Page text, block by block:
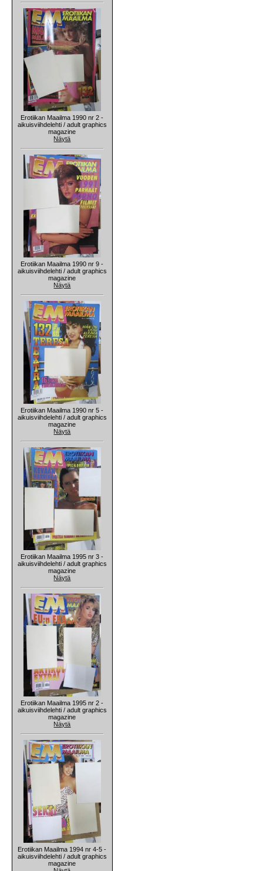
Erotiikan Maailma 1990 nr 2 -
aikuisviihdelehti / adult graphics
magazine
Näytä
Erotiikan Maailma 1990 nr 9 -
aikuisviihdelehti / adult graphics
magazine
Näytä
Erotiikan Maailma 1990 nr 5 -
aikuisviihdelehti / adult graphics
magazine
Näytä
Erotiikan Maailma 1995 nr 3 -
aikuisviihdelehti / adult graphics
magazine
Näytä
Erotiikan Maailma 1995 nr 2 -
aikuisviihdelehti / adult graphics
magazine
Näytä
Erotiikan Maailma 1994 nr 4-5 -
aikuisviihdelehti / adult graphics
magazine